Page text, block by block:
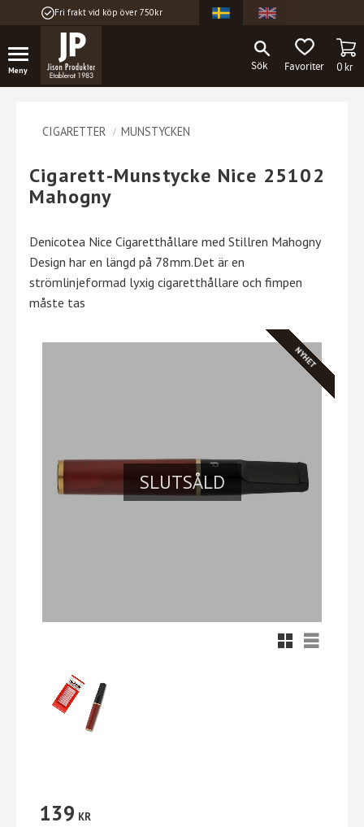
Fri frakt vid köp över 750kr
FAVORITER0kr
CIGARETTER MUNSTYCKEN
Cigarett-Munstycke Nice 25102
Mahogny
Denicotea Nice Cigaretthållare med Stillren Mahogny
Design har en längd på 78mm.Det är en
strömlinjeformad lyxig cigaretthållare och fimpen
måste tas
SLUTSÅLD
NYHET
Rutnätsvy
Listvy
139 KR